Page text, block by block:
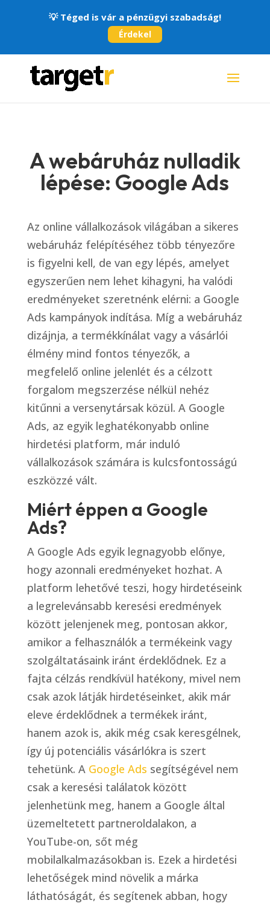
💡 Téged is vár a pénzügyi szabadság!
Érdekel
A webáruház nulladik
lépése: Google Ads
Az online vállalkozások világában a sikeres
webáruház felépítéséhez több tényezőre
is figyelni kell, de van egy lépés, amelyet
egyszerűen nem lehet kihagyni, ha valódi
eredményeket szeretnénk elérni: a Google
Ads kampányok indítása. Míg a webáruház
dizájnja, a termékkínálat vagy a vásárlói
élmény mind fontos tényezők, a
megfelelő online jelenlét és a célzott
forgalom megszerzése nélkül nehéz
kitűnni a versenytársak közül. A Google
Ads, az egyik leghatékonyabb online
hirdetési platform, már induló
vállalkozások számára is kulcsfontosságú
eszközzé vált.
Miért éppen a Google
Ads?
A Google Ads egyik legnagyobb előnye,
hogy azonnali eredményeket hozhat. A
platform lehetővé teszi, hogy hirdetéseink
a legrelevánsabb keresési eredmények
között jelenjenek meg, pontosan akkor,
amikor a felhasználók a termékeink vagy
szolgáltatásaink iránt érdeklődnek. Ez a
fajta célzás rendkívül hatékony, mivel nem
csak azok látják hirdetéseinket, akik már
eleve érdeklődnek a termékek iránt,
hanem azok is, akik még csak keresgélnek,
így új potenciális vásárlókra is szert
tehetünk. A Google Ads segítségével nem
csak a keresési találatok között
jelenhetünk meg, hanem a Google által
üzemeltetett partneroldalakon, a
YouTube-on, sőt még
mobilalkalmazásokban is. Ezek a hirdetési
lehetőségek mind növelik a márka
láthatóságát, és segítenek abban, hogy